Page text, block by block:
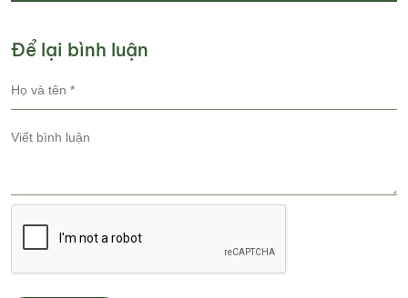
Để lại bình luận